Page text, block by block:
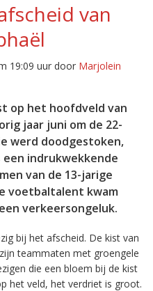
van
19:09 uur door Marjolein
op het hoofdveld van
jaar juni om de 22-
werd doodgestoken,
indrukwekkende
van de 13-jarige
voetbaltalent kwam
verkeersongeluk.
bij het afscheid. De kist van
teammaten met groengele
die een bloem bij de kist
het veld, het verdriet is groot.